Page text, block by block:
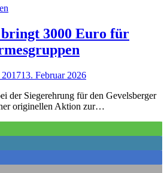
3000 Euro für
13. Februar 2026
der Siegerehrung für den Gevelsberger
originellen Aktion zur…